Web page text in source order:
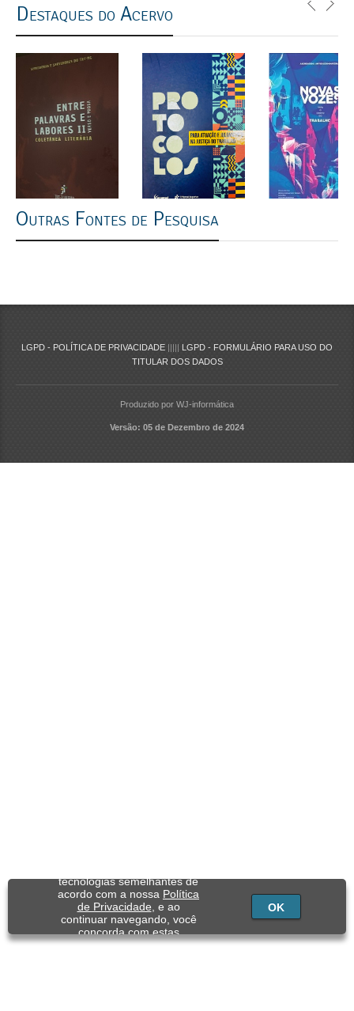
tecnologias semelhantes de
acordo com a nossa Política
de Privacidade, e ao
continuar navegando, você
concorda com estas
condições.
OK
Destaques do Acervo
Outras Fontes de Pesquisa
LGPD - POLÍTICA DE PRIVACIDADE ||||| LGPD - FORMULÁRIO PARA USO DO
TITULAR DOS DADOS
Produzido por WJ-informática
Versão: 05 de Dezembro de 2024